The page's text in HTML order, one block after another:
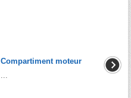
Compartiment moteur
...